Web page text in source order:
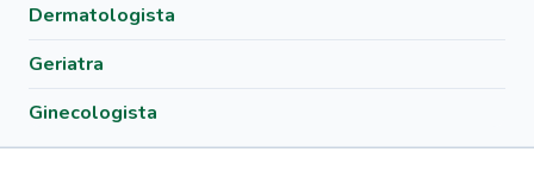
Dermatologista
Geriatra
Ginecologista